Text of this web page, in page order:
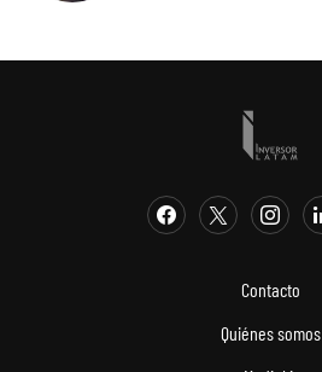
Contacto
Quiénes somos